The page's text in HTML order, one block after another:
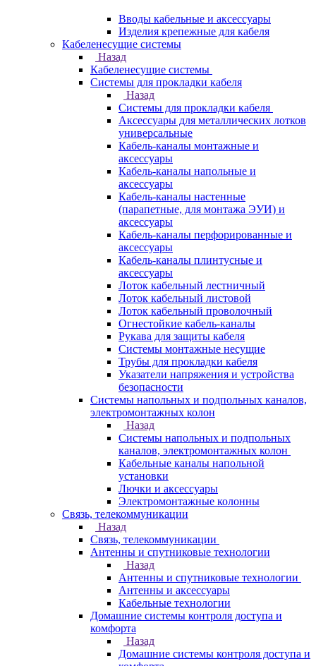
Вводы кабельные и аксессуары
Изделия крепежные для кабеля
Кабеленесущие системы
Назад
Кабеленесущие системы
Системы для прокладки кабеля
Назад
Системы для прокладки кабеля
Аксессуары для металлических лотков
универсальные
Кабель-каналы монтажные и
аксессуары
Кабель-каналы напольные и
аксессуары
Кабель-каналы настенные
(парапетные, для монтажа ЭУИ) и
аксессуары
Кабель-каналы перфорированные и
аксессуары
Кабель-каналы плинтусные и
аксессуары
Лоток кабельный лестничный
Лоток кабельный листовой
Лоток кабельный проволочный
Огнестойкие кабель-каналы
Рукава для защиты кабеля
Системы монтажные несущие
Трубы для прокладки кабеля
Указатели напряжения и устройства
безопасности
Системы напольных и подпольных каналов,
электромонтажных колон
Назад
Системы напольных и подпольных
каналов, электромонтажных колон
Кабельные каналы напольной
установки
Лючки и аксессуары
Электромонтажные колонны
Связь, телекоммуникации
Назад
Связь, телекоммуникации
Антенны и спутниковые технологии
Назад
Антенны и спутниковые технологии
Антенны и аксессуары
Кабельные технологии
Домашние системы контроля доступа и
комфорта
Назад
Домашние системы контроля доступа и